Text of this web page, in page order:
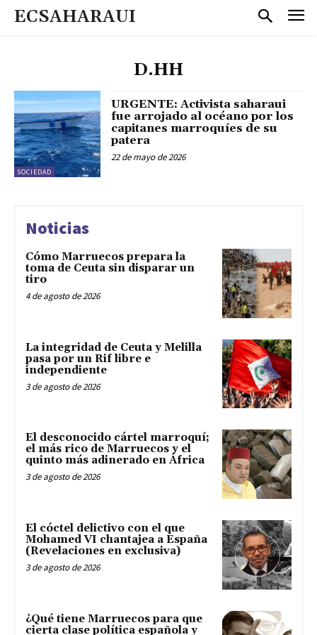
ECSAHARAUI
D.HH
SOCIEDAD
URGENTE: Activista saharaui
fue arrojado al océano por los
capitanes marroquíes de su
patera
22 de mayo de 2026
Noticias
Cómo Marruecos prepara la
toma de Ceuta sin disparar un
tiro
4 de agosto de 2026
La integridad de Ceuta y Melilla
pasa por un Rif libre e
independiente
3 de agosto de 2026
El desconocido cártel marroquí;
el más rico de Marruecos y el
quinto más adinerado en África
3 de agosto de 2026
El cóctel delictivo con el que
Mohamed VI chantajea a España
(Revelaciones en exclusiva)
3 de agosto de 2026
¿Qué tiene Marruecos para que
cierta clase política española y